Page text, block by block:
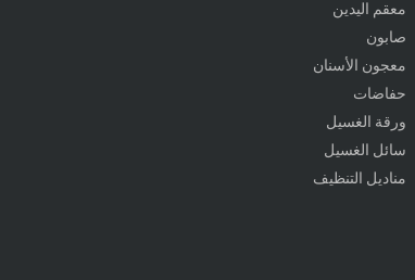
معقم اليدين
صابون
معجون الأسنان
حفاضات
ورقة الغسيل
سائل الغسيل
مناديل التنظيف